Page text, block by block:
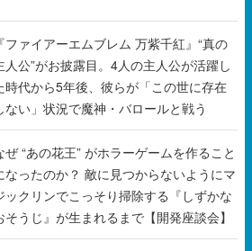
『ファイアーエムブレム 万紫千紅』“真の
人公”がお披露目。4人の主人公が活躍し
時代から5年後、彼らが「この世に存在
ない」状況で魔神・バロールと戦う
ぜ “あの花王” がホラーゲームを作ること
たのか？ 敵に見つからないようにマ
ックリンでこっそり掃除する『しずかな
そうじ』が生まれるまで【開発座談会】